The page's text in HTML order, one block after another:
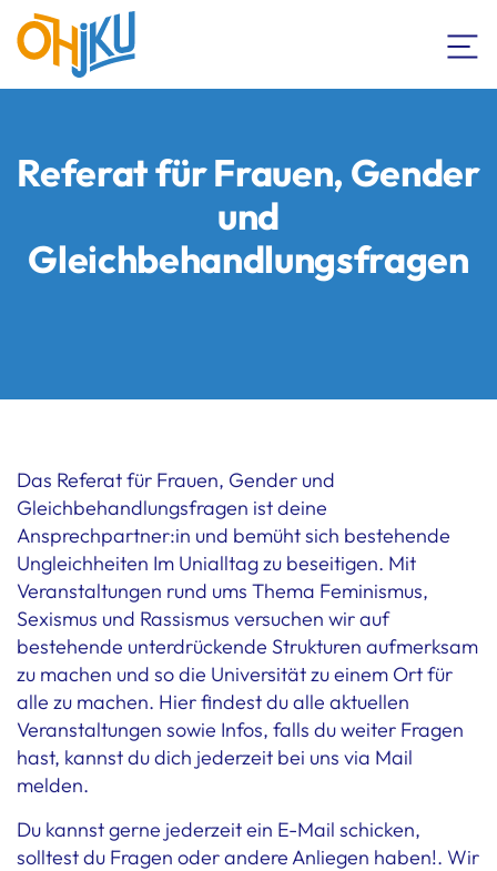
Referat für Frauen, Gender
und
Gleichbehandlungsfragen
Das Referat für Frauen, Gender und
Gleichbehandlungsfragen ist deine
Ansprechpartner:in und bemüht sich bestehende
Ungleichheiten Im Unialltag zu beseitigen. Mit
Veranstaltungen rund ums Thema Feminismus,
Sexismus und Rassismus versuchen wir auf
bestehende unterdrückende Strukturen aufmerksam
zu machen und so die Universität zu einem Ort für
alle zu machen. Hier findest du alle aktuellen
Veranstaltungen sowie Infos, falls du weiter Fragen
hast, kannst du dich jederzeit bei uns via Mail
melden.
Du kannst gerne jederzeit ein E-Mail schicken,
solltest du Fragen oder andere Anliegen haben!. Wir